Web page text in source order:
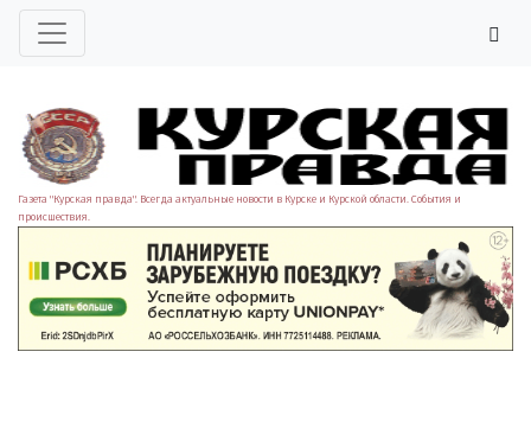
Газета "Курская правда". Всегда актуальные новости в Курске и Курской области. События и
происшествия.